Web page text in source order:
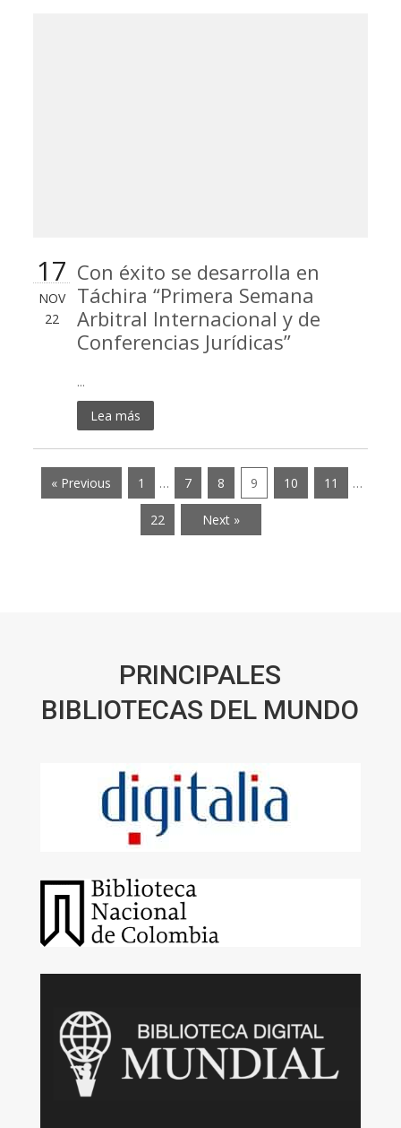
17
NOV
22
Con éxito se desarrolla en
Táchira “Primera Semana
Arbitral Internacional y de
Conferencias Jurídicas”
...
Lea más
« Previous 1 … 7 8 9 10 11 …
22 Next »
PRINCIPALES
BIBLIOTECAS DEL MUNDO